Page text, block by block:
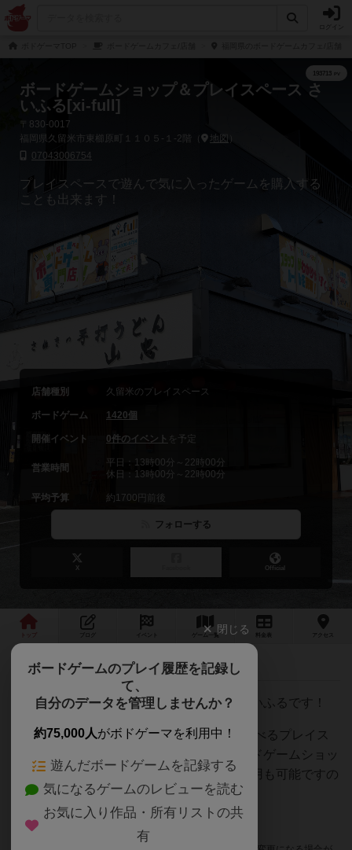
ボードゲームショップ＆プレイスペース さ
いふる[xi-full]
〒830-0017
福岡県久留米市東櫛原町１１０５-１-2階（
地図
07043006754
プレイスペースで遊んで気に入ったゲームを購入する
ことも出来ます！
店舗種別 久留米のプレイスペース
ボードゲーム 1420個
開催イベント 0件のイベント を予定
営業時間
平日：13時00分～22時00分
休日：13時00分～22時00分
平均予算 約1700円前後
フォローする
X Official
ゲーム 一覧 料金 アクセス
最新情報 ポーカーを遊ぼう！【くるぽか】
ボードゲームが遊べるお店、買えるお店さいふるです！
世界の1500種類を超えるボードゲームで遊べるプレイス
ペースと、定番や最新作を取り揃えたボードゲームショッ
プを併設しています。ショップのみのご利用も可能ですの
でお気軽にお立ち寄りください。
当店の料金システムについて
閉じる
ボードゲームのプレイ履歴を記録し
て、
自分のデータを管理しませんか？
約75,000人がボドゲーマを利用中！
遊んだボードゲームを記録する
気になるゲームのレビューを読む
お気に入り作品・所有リストの共
有